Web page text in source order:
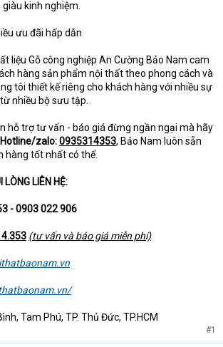
kinh nghiệm.
ưu đãi hấp dẫn
liệu Gỗ công nghiệp An Cường Bảo Nam cam
hàng sản phẩm nội thất theo phong cách và
tôi thiết kế riêng cho khách hàng với nhiều sự
nhiều bộ sưu tập.
hỗ trợ tư vấn - báo giá đừng ngần ngại mà hãy
Hotline/zalo:0935314353, Bảo Nam luôn sẵn
hàng tốt nhất có thể.
LÒNG LIÊN HỆ:
- 0903 022 906
(tư vấn và báo giá miễn phí)
Tam Phú, TP. Thủ Đức, TP.HCM
#1